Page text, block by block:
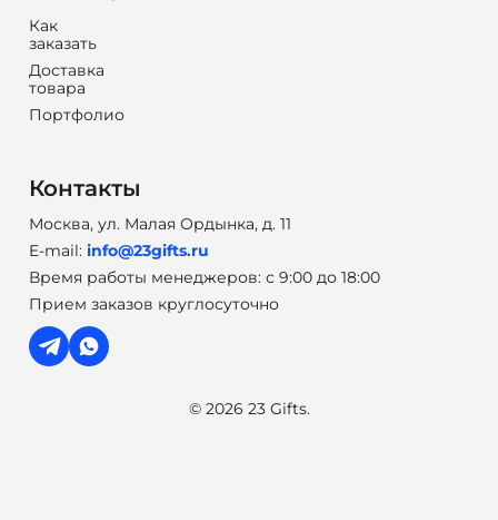
Как
заказать
Доставка
товара
Портфолио
Контакты
Москва, ул. Малая Ордынка, д. 11
E-mail: info@23gifts.ru
Время работы менеджеров: с 9:00 до 18:00
Прием заказов круглосуточно
© 2026 23 Gifts.